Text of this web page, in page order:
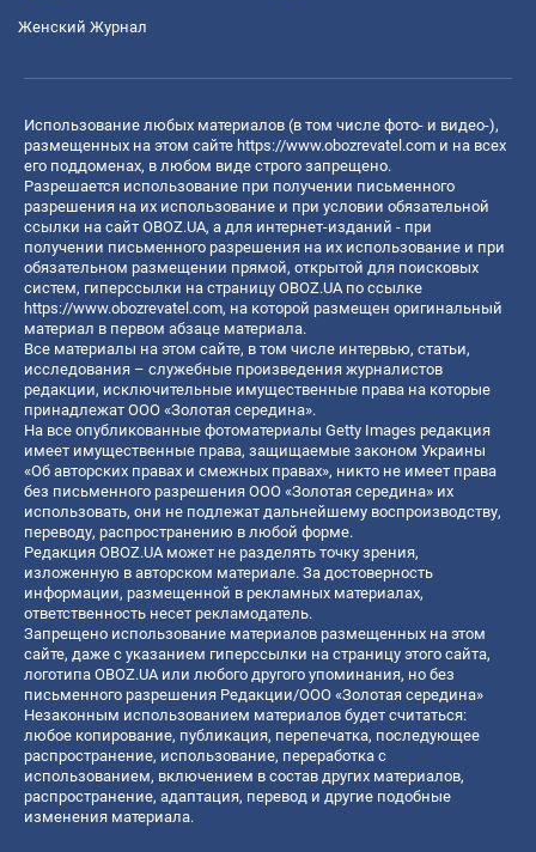
Женский Журнал
Использование любых материалов (в том числе фото- и видео-),
размещенных на этом сайте https://www.obozrevatel.com и на всех
его поддоменах, в любом виде строго запрещено.
Разрешается использование при получении письменного
разрешения на их использование и при условии обязательной
ссылки на сайт OBOZ.UA, а для интернет-изданий - при
получении письменного разрешения на их использование и при
обязательном размещении прямой, открытой для поисковых
систем, гиперссылки на страницу OBOZ.UA по ссылке
https://www.obozrevatel.com, на которой размещен оригинальный
материал в первом абзаце материала.
Все материалы на этом сайте, в том числе интервью, статьи,
исследования – служебные произведения журналистов
редакции, исключительные имущественные права на которые
принадлежат ООО «Золотая середина».
На все опубликованные фотоматериалы Getty Images редакция
имеет имущественные права, защищаемые законом Украины
«Об авторских правах и смежных правах», никто не имеет права
без письменного разрешения ООО «Золотая середина» их
использовать, они не подлежат дальнейшему воспроизводству,
переводу, распространению в любой форме.
Редакция OBOZ.UA может не разделять точку зрения,
изложенную в авторском материале. За достоверность
информации, размещенной в рекламных материалах,
ответственность несет рекламодатель.
Запрещено использование материалов размещенных на этом
сайте, даже с указанием гиперссылки на страницу этого сайта,
логотипа OBOZ.UA или любого другого упоминания, но без
письменного разрешения Редакции/ООО «Золотая середина»
Незаконным использованием материалов будет считаться:
любое копирование, публикация, перепечатка, последующее
распространение, использование, переработка с
использованием, включением в состав других материалов,
распространение, адаптация, перевод и другие подобные
изменения материала.